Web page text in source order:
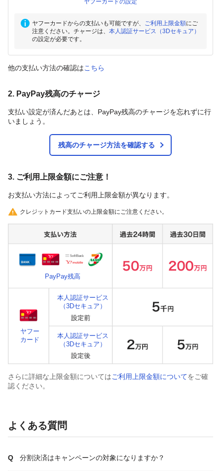
ヤフーカードの設定
ヤフーカードからの支払いも可能ですが、 ご利用上限金額にご
注意ください。チャージは、 本人認証サービス（3Dセキュア）
の設定が必要です。
他の支払い方法の確認はこちら
2. PayPay残高のチャージ
支払い設定が済んだあとは、PayPay残高のチャージを忘れずに行
いましょう。
残高のチャージ方法を確認する
3. ご利用上限金額にご注意！
お支払い方法によってご利用上限金額が異なります。
クレジットカード支払いの上限金額にご注意ください。
PayPay残高
ヤフー
カード
本人認証サービス
（3Dセキュア）
本人認証サービス
（3Dセキュア）
さらに詳細な上限金額についてはご利用上限金額についてをご確
認ください。
よくある質問
分割決済はキャンペーンの対象になりますか？